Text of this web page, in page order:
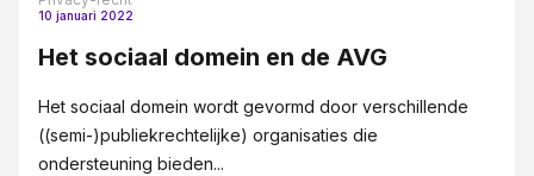
10 januari 2022
Het sociaal domein en de AVG
Het sociaal domein wordt gevormd door verschillende
((semi-)publiekrechtelijke) organisaties die
ondersteuning bieden...